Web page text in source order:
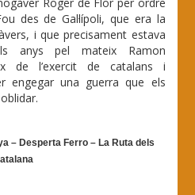
des de Gal·lípoli, que era la
i que precisament estava
anys pel mateix Ramon
de l’exercit de catalans i
engegar una guerra que els
– Desperta Ferro – La Ruta dels